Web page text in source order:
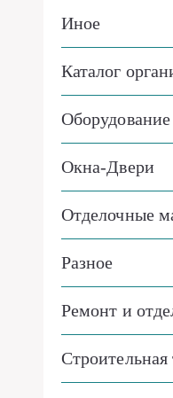
Иное
Каталог
Оборудование
Окна-Двери
Отделочные
Разное
Ремонт и
Строительная